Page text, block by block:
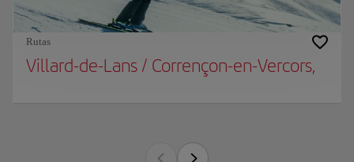
Rutas
Villard-de-Lans / Corrençon-en-Vercors,